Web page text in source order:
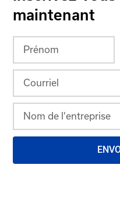
espace sécurisé.
maintenant